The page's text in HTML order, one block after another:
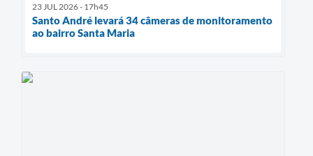
23 JUL 2026 - 17h45
Santo André levará 34 câmeras de monitoramento
ao bairro Santa Maria